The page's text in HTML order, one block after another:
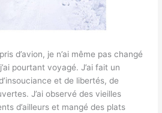
d’avion, je n’ai même pas changé
pourtant voyagé. J’ai fait un
et de libertés, de
J’ai observé des vieilles
d’ailleurs et mangé des plats